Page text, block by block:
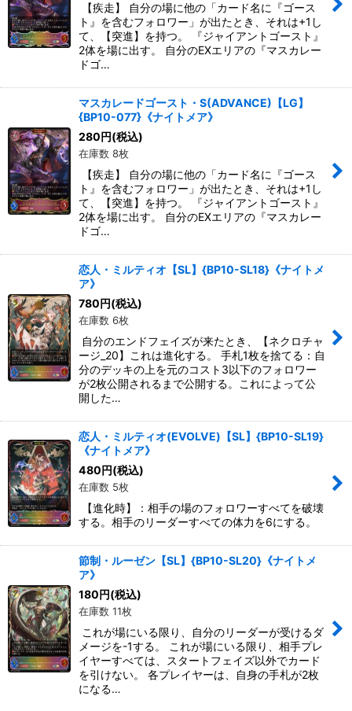
【疾走】 自分の場に他の「カード名に『ゴース
ト』を含むフォロワー」が出たとき、それは+1し
て、【突進】を持つ。 『ジャイアントゴースト』
2体を場に出す。 自分のEXエリアの『マスカレー
ドゴ…
マスカレードゴースト・S(ADVANCE)【LG】
{BP10-077}《ナイトメア》
280円(税込)
在庫数 8枚
【疾走】 自分の場に他の「カード名に『ゴース
ト』を含むフォロワー」が出たとき、それは+1し
て、【突進】を持つ。 『ジャイアントゴースト』
2体を場に出す。 自分のEXエリアの『マスカレー
ドゴ…
恋人・ミルティオ【SL】{BP10-SL18}《ナイトメ
ア》
780円(税込)
在庫数 6枚
自分のエンドフェイズが来たとき、【ネクロチャ
ージ_20】これは進化する。 手札1枚を捨てる：自
分のデッキの上を元のコスト3以下のフォロワー
が2枚公開されるまで公開する。これによって公
開した…
恋人・ミルティオ(EVOLVE)【SL】{BP10-SL19}
《ナイトメア》
480円(税込)
在庫数 5枚
【進化時】：相手の場のフォロワーすべてを破壊
する。相手のリーダーすべての体力を6にする。
節制・ルーゼン【SL】{BP10-SL20}《ナイトメ
ア》
180円(税込)
在庫数 11枚
これが場にいる限り、自分のリーダーが受けるダ
メージを-1する。 これが場にいる限り、相手プレ
イヤーすべては、スタートフェイズ以外でカード
を引けない。 各プレイヤーは、自身の手札が2枚
になる…